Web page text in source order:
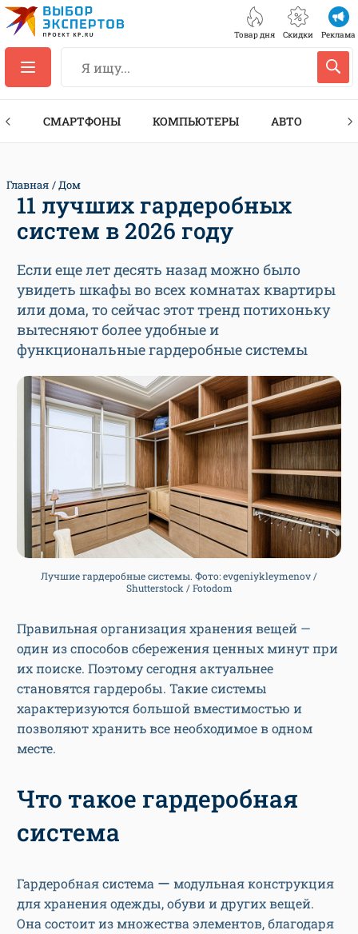
Товар дня Скидки Реклама
СМАРТФОНЫ КОМПЬЮТЕРЫ АВТО
Главная Дом
11 лучших гардеробных
систем в 2026 году
Если еще лет десять назад можно было
увидеть шкафы во всех комнатах квартиры
или дома, то сейчас этот тренд потихоньку
вытесняют более удобные и
функциональные гардеробные системы
Лучшие гардеробные системы. Фото: evgeniykleymenov /
Shutterstock / Fotodom
Правильная организация хранения вещей —
один из способов сбережения ценных минут при
их поиске. Поэтому сегодня актуальнее
становятся гардеробы. Такие системы
характеризуются большой вместимостью и
позволяют хранить все необходимое в одном
месте.
Что такое гардеробная
система
Гардеробная система ー модульная конструкция
для хранения одежды, обуви и других вещей.
Она состоит из множества элементов, благодаря